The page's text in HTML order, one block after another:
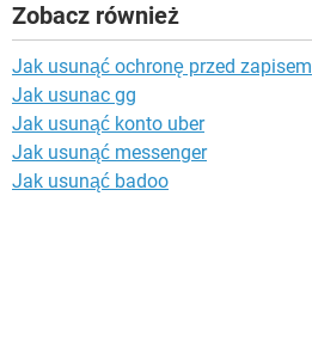
Zobacz również
Jak usunąć ochronę przed zapisem
Jak usunac gg
Jak usunąć konto uber
Jak usunąć messenger
Jak usunąć badoo